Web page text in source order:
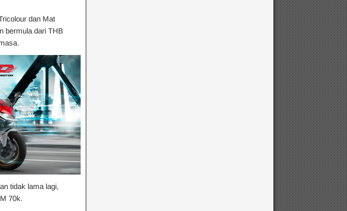
dan Mat
bermula dari THB
tidak lama lagi,
70k.